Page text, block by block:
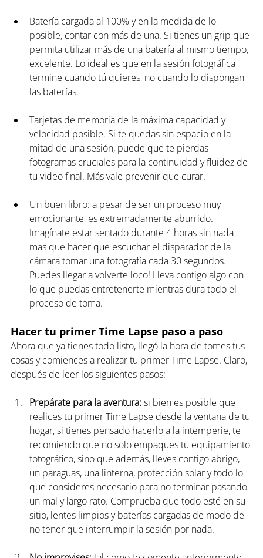
Batería cargada al 100% y en la medida de lo
posible, contar con más de una. Si tienes un grip que
permita utilizar más de una batería al mismo tiempo,
excelente. Lo ideal es que en la sesión fotográfica
termine cuando tú quieres, no cuando lo dispongan
las baterías.
Tarjetas de memoria de la máxima capacidad y
velocidad posible. Si te quedas sin espacio en la
mitad de una sesión, puede que te pierdas
fotogramas cruciales para la continuidad y fluidez de
tu video final. Más vale prevenir que curar.
Un buen libro: a pesar de ser un proceso muy
emocionante, es extremadamente aburrido.
Imagínate estar sentado durante 4 horas sin nada
mas que hacer que escuchar el disparador de la
cámara tomar una fotografía cada 30 segundos.
Puedes llegar a volverte loco! Lleva contigo algo con
lo que puedas entretenerte mientras dura todo el
proceso de toma.
Hacer tu primer Time Lapse paso a paso
Ahora que ya tienes todo listo, llegó la hora de tomes tus
cosas y comiences a realizar tu primer Time Lapse. Claro,
después de leer los siguientes pasos:
Prepárate para la aventura: si bien es posible que
realices tu primer Time Lapse desde la ventana de tu
hogar, si tienes pensado hacerlo a la intemperie, te
recomiendo que no solo empaques tu equipamiento
fotográfico, sino que además, lleves contigo abrigo,
un paraguas, una linterna, protección solar y todo lo
que consideres necesario para no terminar pasando
un mal y largo rato. Comprueba que todo esté en su
sitio, lentes limpios y baterías cargadas de modo de
no tener que interrumpir la sesión por nada.